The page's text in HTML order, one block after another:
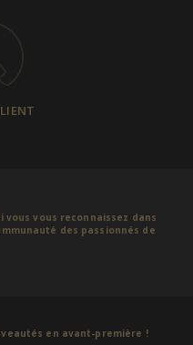
vous reconnaissez dans
des passionnés de
en avant-première !